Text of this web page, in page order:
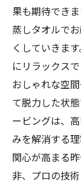
果も期待でき
蒸しタオルで
くしていきま
にリラックス
おしゃれな空
て脱力した状
ービングは、
みを解消する
関心が高まる
非、プロの技